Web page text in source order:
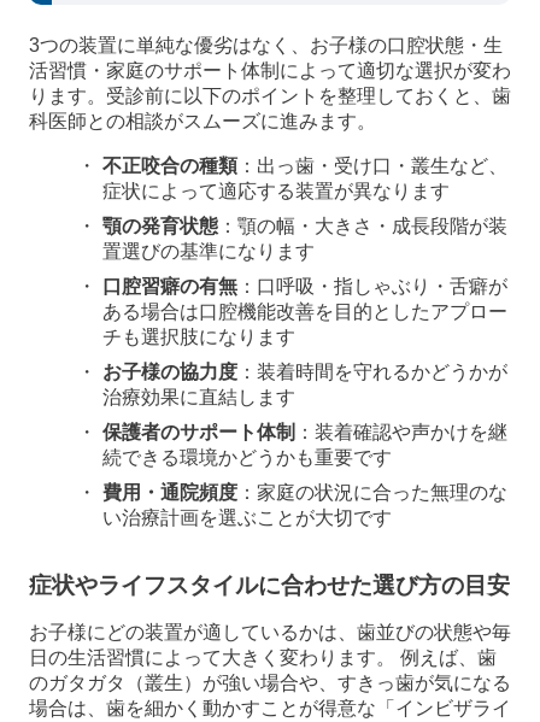
3つの装置に単純な優劣はなく、お子様の口腔状態・生
活習慣・家庭のサポート体制によって適切な選択が変わ
ります。受診前に以下のポイントを整理しておくと、歯
科医師との相談がスムーズに進みます。
不正咬合の種類：出っ歯・受け口・叢生など、
症状によって適応する装置が異なります
顎の発育状態：顎の幅・大きさ・成長段階が装
置選びの基準になります
口腔習癖の有無：口呼吸・指しゃぶり・舌癖が
ある場合は口腔機能改善を目的としたアプロー
チも選択肢になります
お子様の協力度：装着時間を守れるかどうかが
治療効果に直結します
保護者のサポート体制 ：装着確認や声かけを継
続できる環境かどうかも重要です
費用・通院頻度：家庭の状況に合った無理のな
い治療計画を選ぶことが大切です
症状やライフスタイルに合わせた選び方の目安
お子様にどの装置が適しているかは、歯並びの状態や毎
日の生活習慣によって大きく変わります。 例えば、歯
のガタガタ（叢生）が強い場合や、すきっ歯が気になる
場合は、歯を細かく動かすことが得意な「インビザライ